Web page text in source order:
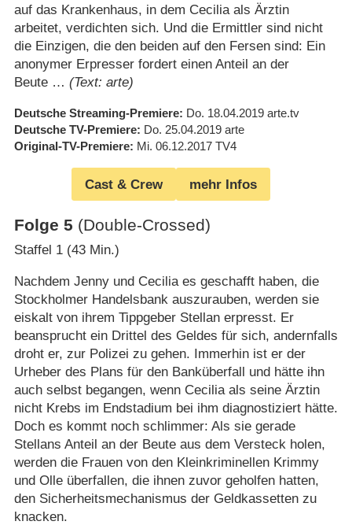
auf das Krankenhaus, in dem Cecilia als Ärztin
arbeitet, verdichten sich. Und die Ermittler sind nicht
die Einzigen, die den beiden auf den Fersen sind: Ein
anonymer Erpresser fordert einen Anteil an der
Beute … (Text: arte)
Deutsche Streaming-Premiere Do. 18.04.2019 arte.tv
Deutsche TV-Premiere Do. 25.04.2019 arte
Original-TV-Premiere Mi. 06.12.2017 TV4
Cast & Crew mehr Infos
Folge 5 (Double-Crossed)
Staffel 1 (43 Min.)
Nachdem Jenny und Cecilia es geschafft haben, die
Stockholmer Handelsbank auszurauben, werden sie
eiskalt von ihrem Tippgeber Stellan erpresst. Er
beansprucht ein Drittel des Geldes für sich, andernfalls
droht er, zur Polizei zu gehen. Immerhin ist er der
Urheber des Plans für den Banküberfall und hätte ihn
auch selbst begangen, wenn Cecilia als seine Ärztin
nicht Krebs im Endstadium bei ihm diagnostiziert hätte.
Doch es kommt noch schlimmer: Als sie gerade
Stellans Anteil an der Beute aus dem Versteck holen,
werden die Frauen von den Kleinkriminellen Krimmy
und Olle überfallen, die ihnen zuvor geholfen hatten,
den Sicherheitsmechanismus der Geldkassetten zu
knacken.